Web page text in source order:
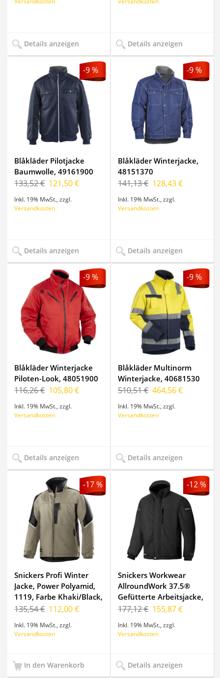
Details anzeigen Details anzeigen
-9 %
Blåkläder Pilotjacke
Baumwolle, 49161900
133,52 € 121,50 €
Inkl. 19% MwSt. ,zzgl.
Versandkosten
Details anzeigen
-9 %
Blåkläder Winterjacke,
48151370
141,13 € 128,43 €
Inkl. 19% MwSt. ,zzgl.
Versandkosten
Details anzeigen
-9 %
Blåkläder Winterjacke
Piloten-Look, 48051900
116,26 € 105,80 €
Inkl. 19% MwSt. ,zzgl.
Versandkosten
Details anzeigen
-9 %
Blåkläder Multinorm
Winterjacke, 40681530
510,51 € 464,56 €
Inkl. 19% MwSt. ,zzgl.
Versandkosten
Details anzeigen
-17 %
Snickers Profi Winter
Jacke, Power Polyamid,
1119, Farbe Khaki/Black,
Größe XS Regul
135,54 € 112,00 €
Inkl. 19% MwSt.,zzgl.
Versandkosten
In den Warenkorb
-12 %
Snickers Workwear
AllroundWork 37.5®
Gefütterte Arbeitsjacke,
1100
177,12 € 155,87 €
Inkl. 19% MwSt.,zzgl.
Versandkosten
Details anzeigen